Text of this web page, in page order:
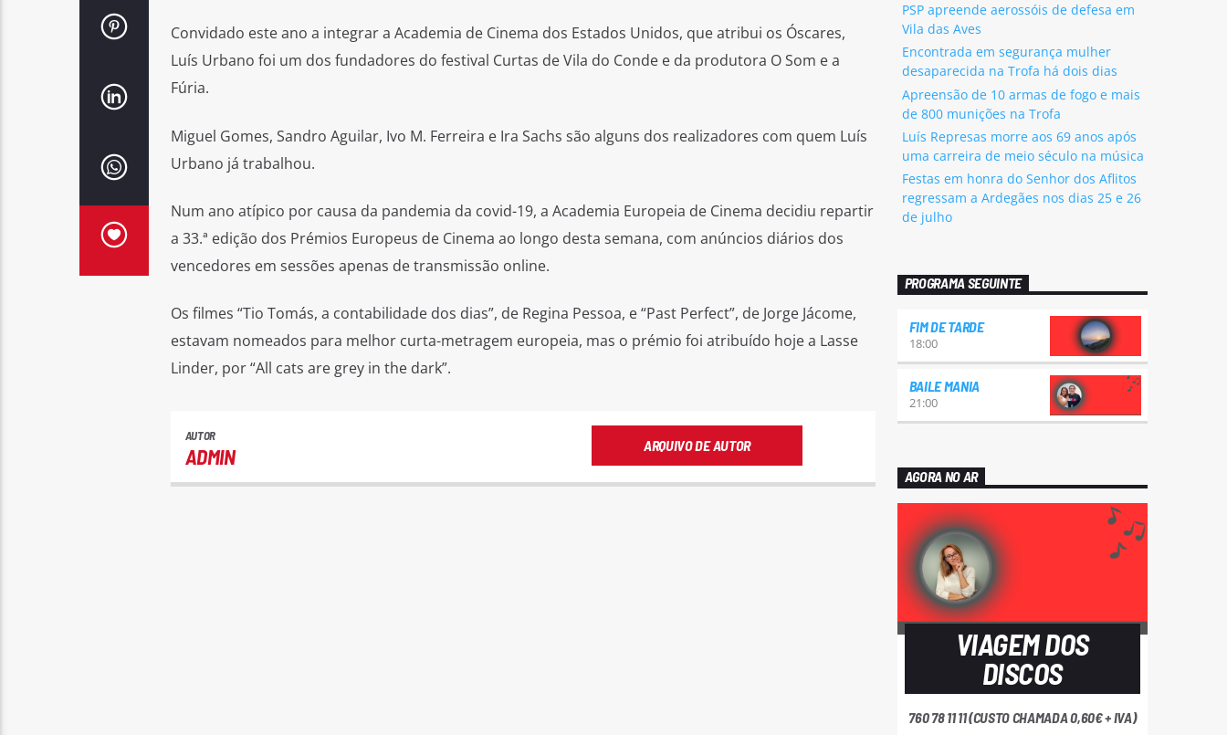
Convidado este ano a integrar a Academia de Cinema dos Estados Unidos, que atribui os Óscares,
Luís Urbano foi um dos fundadores do festival Curtas de Vila do Conde e da produtora O Som e a
Fúria.
Miguel Gomes, Sandro Aguilar, Ivo M. Ferreira e Ira Sachs são alguns dos realizadores com quem Luís
Urbano já trabalhou.
Num ano atípico por causa da pandemia da covid-19, a Academia Europeia de Cinema decidiu repartir
a 33.ª edição dos Prémios Europeus de Cinema ao longo desta semana, com anúncios diários dos
vencedores em sessões apenas de transmissão online.
Os filmes “Tio Tomás, a contabilidade dos dias”, de Regina Pessoa, e “Past Perfect”, de Jorge Jácome,
estavam nomeados para melhor curta-metragem europeia, mas o prémio foi atribuído hoje a Lasse
Linder, por “All cats are grey in the dark”.
AUTOR
ADMIN ARQUIVO DE AUTOR
PSP apreende aerossóis de defesa em
Vila das Aves
Encontrada em segurança mulher
desaparecida na Trofa há dois dias
Apreensão de 10 armas de fogo e mais
de 800 munições na Trofa
Luís Represas morre aos 69 anos após
uma carreira de meio século na música
Festas em honra do Senhor dos Aflitos
regressam a Ardegães nos dias 25 e 26
de julho
PROGRAMA SEGUINTE
FIM DE TARDE
18:00
BAILE MANIA
21:00
AGORA NO AR
VIAGEM DOS
DISCOS
760 78 11 11 (CUSTO CHAMADA 0,60€ + IVA)